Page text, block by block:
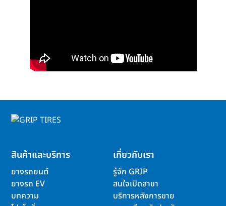
สินค้าและบริการ
ยางรถยนต์
ยางรถ EV
บทความ
เกี่ยวกับเรา
รู้จัก GRIP
สนใจเปิดสาขา
บริการหลังการขาย